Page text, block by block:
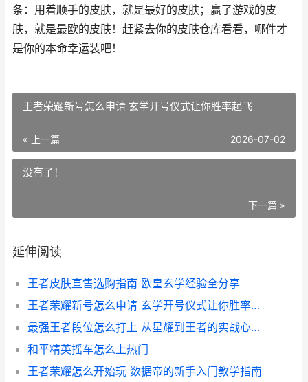
条：用着顺手的皮肤，就是最好的皮肤；赢了游戏的皮
肤，就是最欧的皮肤！赶紧去你的皮肤仓库看看，哪件才
是你的本命幸运装吧！
王者荣耀新号怎么申请 玄学开号仪式让你胜率起飞
« 上一篇 2026-07-02
没有了！
下一篇 »
延伸阅读
王者皮肤直售选购指南 欧皇玄学经验全分享
王者荣耀新号怎么申请 玄学开号仪式让你胜率起飞
最强王者段位怎么打上 从星耀到王者的实战心路历程
和平精英摇车怎么上热门
王者荣耀怎么开始玩 数据帝的新手入门教学指南